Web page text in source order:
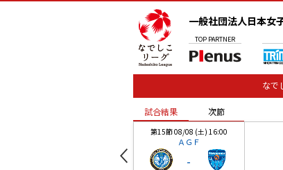
一般社団法人日本女
TOP PARTNER
なで
試合結果 次節
第15節 08/08 (土) 16:00
ＡＧＦ
-